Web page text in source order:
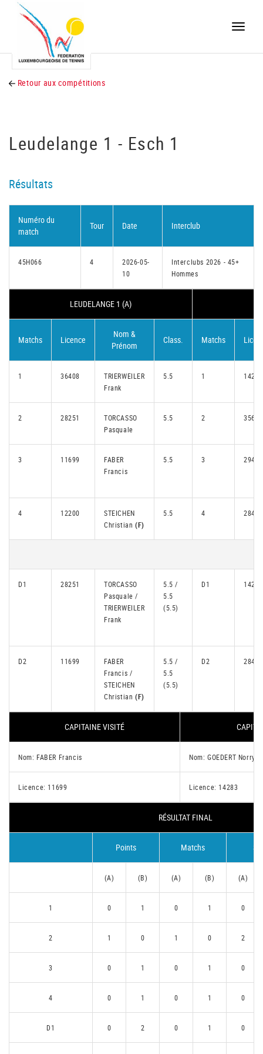
Toggle
Retour aux compétitions
Leudelange 1 - Esch 1
Résultats
Numéro du
match
Tour Date Interclub
45H066 4
2026-05-
10
Interclubs 2026 - 45+
Hommes
LEUDELANGE 1 (A)
Matchs Licence
Nom &
Prénom
Class. Matchs
1 36408
TRIERWEILER
Frank
5.5 1 14283
2 28251
TORCASSO
Pasquale
5.5 2 35677
3 11699
FABER
Francis
5.5 3 29430
4 12200
STEICHEN
Christian (F)
5.5 4 28469
D1 28251
TORCASSO
Pasquale /
TRIERWEILER
Frank
5.5 /
5.5
(5.5)
D1 14283
D2 11699
FABER
Francis /
STEICHEN
Christian (F)
5.5 /
5.5
(5.5)
D2 28469
CAPITAINE VISITÉ
Nom: FABER Francis Nom: GOEDERT Norry
Licence: 11699 Licence: 14283
RÉSULTAT FINAL
Points Matchs
(A) (B) (A) (B) (A)
1 0 1 0 1 0
2 1 0 1 0 2
3 0 1 0 1 0
4 0 1 0 1 0
D1 0 2 0 1 0